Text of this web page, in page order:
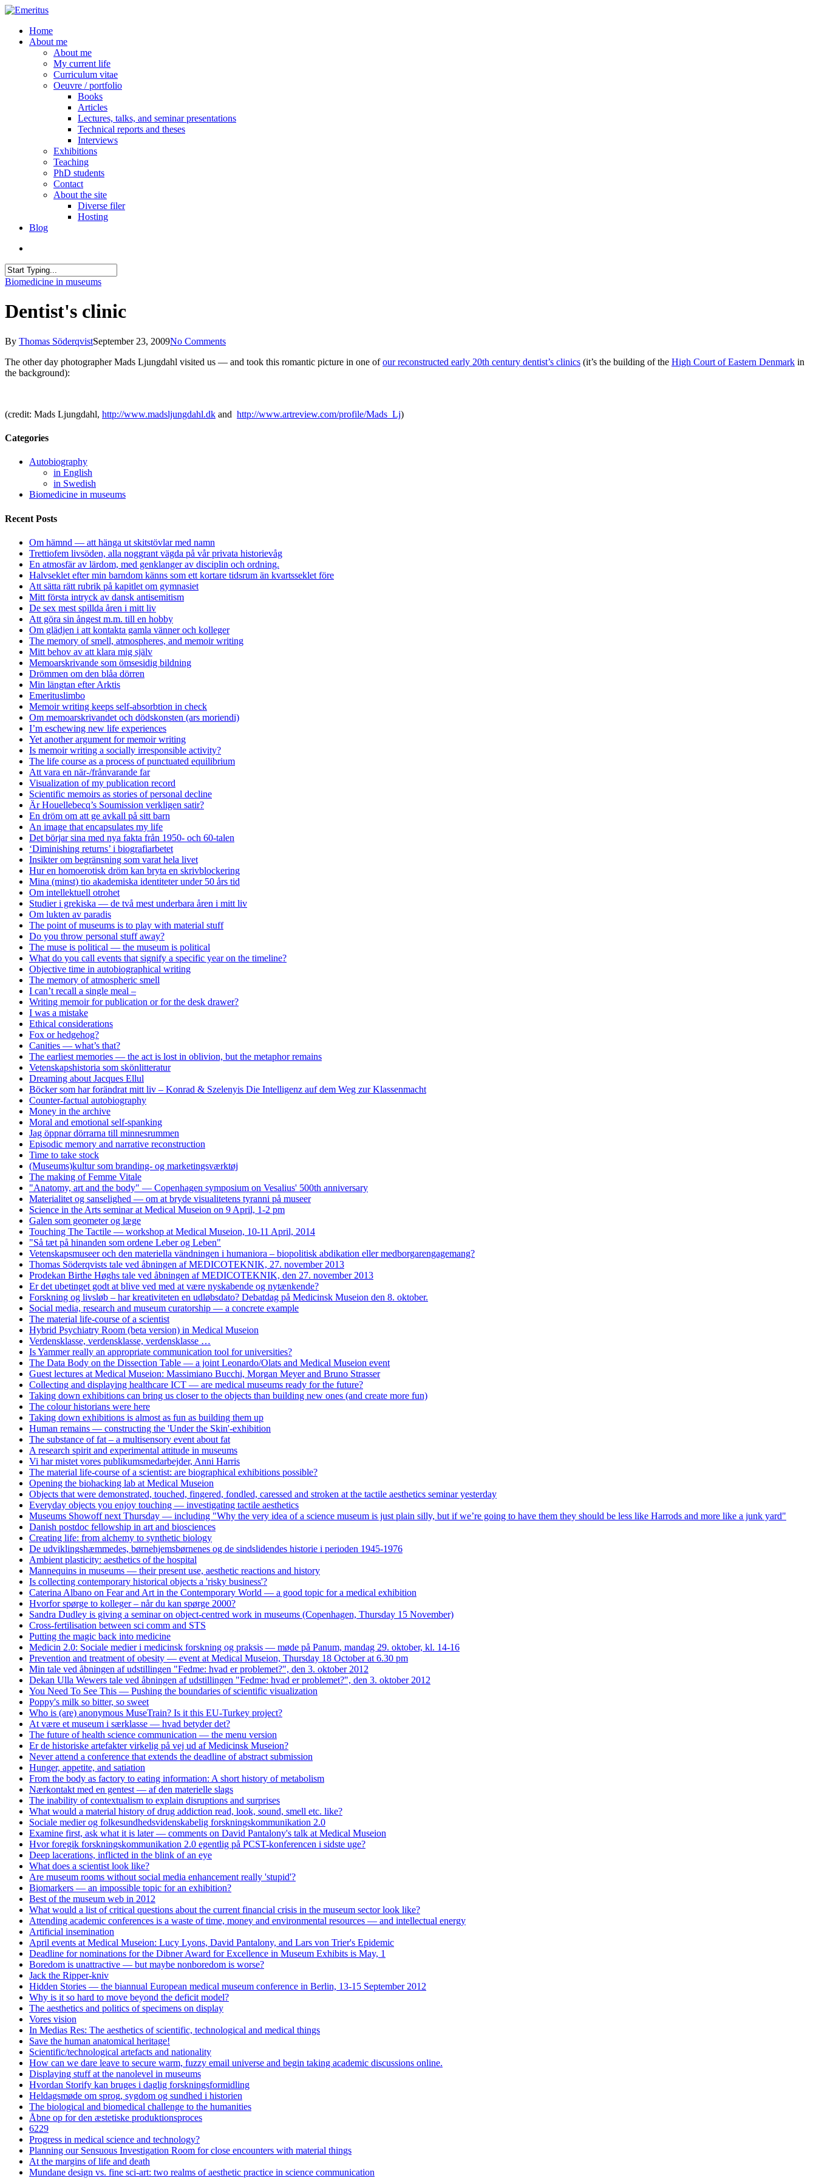
Skip
main
content
search
Menu
Home
About me
About me
My current life
Curriculum vitae
Oeuvre / portfolio
Books
Articles
Lectures, talks, and seminar presentations
Technical reports and theses
Interviews
Exhibitions
Teaching
PhD students
Contact
About the site
Diverse filer
Hosting
Blog
Close
Biomedicine in museums
Dentist's clinic
By Thomas SöderqvistSeptember 23, 2009No Comments
The other day photographer Mads Ljungdahl visited us — and took this romantic picture in one ofour reconstructed early 20th century dentist’s clinics (it’s the building of the High Court of Eastern Denmark in
the background):
(credit: Mads Ljungdahl, http://www.madsljungdahl.dk and http://www.artreview.com/profile/Mads_Lj)
Categories
Autobiography
in English
in Swedish
Biomedicine in museums
Recent Posts
Om hämnd — att hänga ut skitstövlar med namn
Trettiofem livsöden, alla noggrant vägda på vår privata historievåg
En atmosfär av lärdom, med genklanger av disciplin och ordning.
Halvseklet efter min barndom känns som ett kortare tidsrum än kvartsseklet före
Att sätta rätt rubrik på kapitlet om gymnasiet
Mitt första intryck av dansk antisemitism
De sex mest spillda åren i mitt liv
Att göra sin ångest m.m. till en hobby
Om glädjen i att kontakta gamla vänner och kolleger
The memory of smell, atmospheres, and memoir writing
Mitt behov av att klara mig själv
Memoarskrivande som ömsesidig bildning
Drömmen om den blåa dörren
Min längtan efter Arktis
Emerituslimbo
Memoir writing keeps self-absorbtion in check
Om memoarskrivandet och dödskonsten (ars moriendi)
I’m eschewing new life experiences
Yet another argument for memoir writing
Is memoir writing a socially irresponsible activity?
The life course as a process of punctuated equilibrium
Att vara en när-/frånvarande far
Visualization of my publication record
Scientific memoirs as stories of personal decline
Är Houellebecq’s Soumission verkligen satir?
En dröm om att ge avkall på sitt barn
An image that encapsulates my life
Det börjar sina med nya fakta från 1950- och 60-talen
‘Diminishing returns’ i biografiarbetet
Insikter om begränsning som varat hela livet
Hur en homoerotisk dröm kan bryta en skrivblockering
Mina (minst) tio akademiska identiteter under 50 års tid
Om intellektuell otrohet
Studier i grekiska — de två mest underbara åren i mitt liv
Om lukten av paradis
The point of museums is to play with material stuff
Do you throw personal stuff away?
The muse is political — the museum is political
What do you call events that signify a specific year on the timeline?
Objective time in autobiographical writing
The memory of atmospheric smell
I can’t recall a single meal –
Writing memoir for publication or for the desk drawer?
I was a mistake
Ethical considerations
Fox or hedgehog?
Canities — what’s that?
The earliest memories — the act is lost in oblivion, but the metaphor remains
Vetenskapshistoria som skönlitteratur
Dreaming about Jacques Ellul
Böcker som har forändrat mitt liv – Konrad & Szelenyis Die Intelligenz auf dem Weg zur Klassenmacht
Counter-factual autobiography
Money in the archive
Moral and emotional self-spanking
Jag öppnar dörrarna till minnesrummen
Episodic memory and narrative reconstruction
Time to take stock
(Museums)kultur som branding- og marketingsværktøj
The making of Femme Vitale
"Anatomy, art and the body" — Copenhagen symposium on Vesalius' 500th anniversary
Materialitet og sanselighed — om at bryde visualitetens tyranni på museer
Science in the Arts seminar at Medical Museion on 9 April, 1-2 pm
Galen som geometer og læge
Touching The Tactile — workshop at Medical Museion, 10-11 April, 2014
"Så tæt på hinanden som ordene Leber og Leben"
Vetenskapsmuseer och den materiella vändningen i humaniora – biopolitisk abdikation eller medborgarengagemang?
Thomas Söderqvists tale ved åbningen af MEDICOTEKNIK, 27. november 2013
Prodekan Birthe Høghs tale ved åbningen af MEDICOTEKNIK, den 27. november 2013
Er det ubetinget godt at blive ved med at være nyskabende og nytænkende?
Forskning og livsløb – har kreativiteten en udløbsdato? Debatdag på Medicinsk Museion den 8. oktober.
Social media, research and museum curatorship — a concrete example
The material life-course of a scientist
Hybrid Psychiatry Room (beta version) in Medical Museion
Verdensklasse, verdensklasse, verdensklasse …
Is Yammer really an appropriate communication tool for universities?
The Data Body on the Dissection Table — a joint Leonardo/Olats and Medical Museion event
Guest lectures at Medical Museion: Massimiano Bucchi, Morgan Meyer and Bruno Strasser
Collecting and displaying healthcare ICT — are medical museums ready for the future?
Taking down exhibitions can bring us closer to the objects than building new ones (and create more fun)
The colour historians were here
Taking down exhibitions is almost as fun as building them up
Human remains — constructing the 'Under the Skin'-exhibition
The substance of fat – a multisensory event about fat
A research spirit and experimental attitude in museums
Vi har mistet vores publikumsmedarbejder, Anni Harris
The material life-course of a scientist: are biographical exhibitions possible?
Opening the biohacking lab at Medical Museion
Objects that were demonstrated, touched, fingered, fondled, caressed and stroken at the tactile aesthetics seminar yesterday
Everyday objects you enjoy touching — investigating tactile aesthetics
Museums Showoff next Thursday — including "Why the very idea of a science museum is just plain silly, but if we’re going to have them they should be less like Harrods and more like a junk yard"
Danish postdoc fellowship in art and biosciences
Creating life: from alchemy to synthetic biology
De udviklingshæmmedes, børnehjemsbørnenes og de sindslidendes historie i perioden 1945-1976
Ambient plasticity: aesthetics of the hospital
Mannequins in museums — their present use, aesthetic reactions and history
Is collecting contemporary historical objects a 'risky business'?
Caterina Albano on Fear and Art in the Contemporary World — a good topic for a medical exhibition
Hvorfor spørge to kolleger – når du kan spørge 2000?
Sandra Dudley is giving a seminar on object-centred work in museums (Copenhagen, Thursday 15 November)
Cross-fertilisation between sci comm and STS
Putting the magic back into medicine
Medicin 2.0: Sociale medier i medicinsk forskning og praksis — møde på Panum, mandag 29. oktober, kl. 14-16
Prevention and treatment of obesity — event at Medical Museion, Thursday 18 October at 6.30 pm
Min tale ved åbningen af udstillingen "Fedme: hvad er problemet?", den 3. oktober 2012
Dekan Ulla Wewers tale ved åbningen af udstillingen "Fedme: hvad er problemet?", den 3. oktober 2012
You Need To See This — Pushing the boundaries of scientific visualization
Poppy's milk so bitter, so sweet
Who is (are) anonymous MuseTrain? Is it this EU-Turkey project?
At være et museum i særklasse — hvad betyder det?
The future of health science communication — the menu version
Er de historiske artefakter virkelig på vej ud af Medicinsk Museion?
Never attend a conference that extends the deadline of abstract submission
Hunger, appetite, and satiation
From the body as factory to eating information: A short history of metabolism
Nærkontakt med en gentest — af den materielle slags
The inability of contextualism to explain disruptions and surprises
What would a material history of drug addiction read, look, sound, smell etc. like?
Sociale medier og folkesundhedsvidenskabelig forskningskommunikation 2.0
Examine first, ask what it is later — comments on David Pantalony's talk at Medical Museion
Hvor foregik forskningskommunikation 2.0 egentlig på PCST-konferencen i sidste uge?
Deep lacerations, inflicted in the blink of an eye
What does a scientist look like?
Are museum rooms without social media enhancement really 'stupid'?
Biomarkers — an impossible topic for an exhibition?
Best of the museum web in 2012
What would a list of critical questions about the current financial crisis in the museum sector look like?
Attending academic conferences is a waste of time, money and environmental resources — and intellectual energy
Artificial insemination
April events at Medical Museion: Lucy Lyons, David Pantalony, and Lars von Trier's Epidemic
Deadline for nominations for the Dibner Award for Excellence in Museum Exhibits is May, 1
Boredom is unattractive — but maybe nonboredom is worse?
Jack the Ripper-kniv
Hidden Stories — the biannual European medical museum conference in Berlin, 13-15 September 2012
Why is it so hard to move beyond the deficit model?
The aesthetics and politics of specimens on display
Vores vision
In Medias Res: The aesthetics of scientific, technological and medical things
Save the human anatomical heritage!
Scientific/technological artefacts and nationality
How can we dare leave to secure warm, fuzzy email universe and begin taking academic discussions online.
Displaying stuff at the nanolevel in museums
Hvordan Storify kan bruges i daglig forskningsformidling
Heldagsmøde om sprog, sygdom og sundhed i historien
The biological and biomedical challenge to the humanities
Åbne op for den æstetiske produktionsproces
6229
Progress in medical science and technology?
Planning our Sensuous Investigation Room for close encounters with material things
At the margins of life and death
Mundane design vs. fine sci-art: two realms of aesthetic practice in science communication